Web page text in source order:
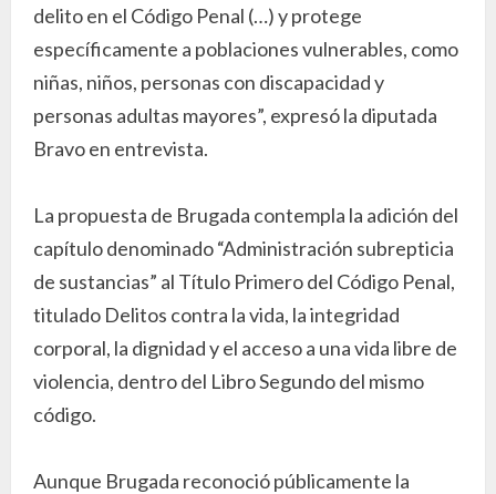
delito en el Código Penal (…) y protege
específicamente a poblaciones vulnerables, como
niñas, niños, personas con discapacidad y
personas adultas mayores”, expresó la diputada
Bravo en entrevista.
La propuesta de Brugada contempla la adición del
capítulo denominado “Administración subrepticia
de sustancias” al Título Primero del Código Penal,
titulado Delitos contra la vida, la integridad
corporal, la dignidad y el acceso a una vida libre de
violencia, dentro del Libro Segundo del mismo
código.
Aunque Brugada reconoció públicamente la